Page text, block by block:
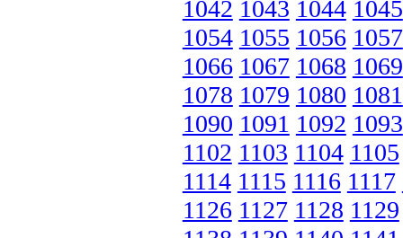
1042 1043 1044 1045
1054 1055 1056 1057
1066 1067 1068 1069
1078 1079 1080 1081
1090 1091 1092 1093
1102 1103 1104 1105
1114 1115 1116 1117
1126 1127 1128 1129